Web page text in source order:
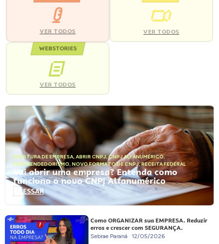
VER TODOS VER TODOS
WEBSTORIES
VER TODOS
ABERTURA DE EMPRESA, ABRIR CNPJ,CNPJ ALFANUMÉRICO,
EMPREENDEDORISMO, NOVO FORMATO DE CNPJ,RECEITA FEDERAL
Vai abrir uma empresa? Entenda como
funciona o novo CNPJ Alfanumérico
ACESSAR
Como ORGANIZAR sua EMPRESA. Reduzir
erros e crescer com SEGURANÇA.
Sebrae Paraná 12/05/2026